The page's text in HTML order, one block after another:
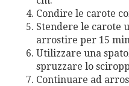
Condire le carote
Stendere le carote
arrostire per 15
Utilizzare una
spruzzare lo
Continuare ad